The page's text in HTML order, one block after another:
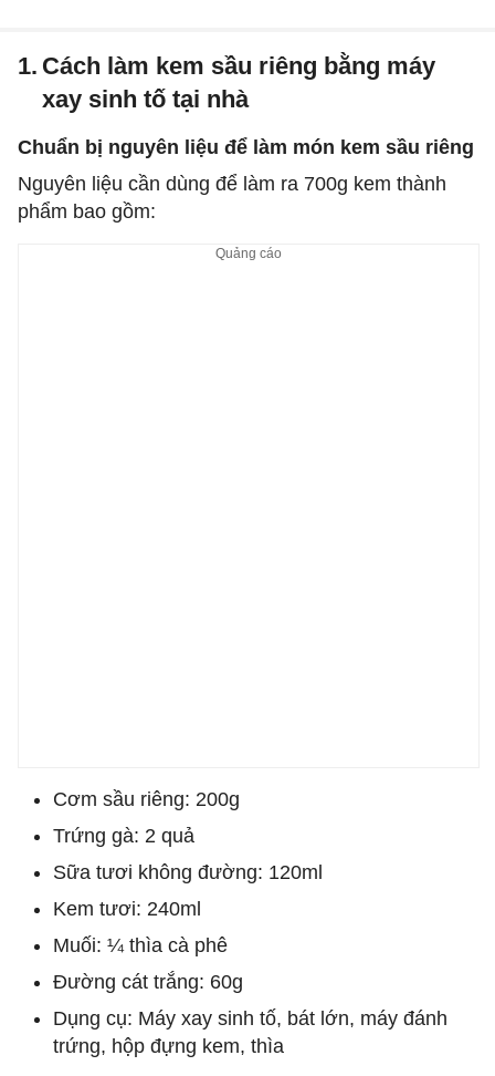
Cách làm kem sầu riêng bằng máy
xay sinh tố tại nhà
1.
Chuẩn bị nguyên liệu để làm món kem sầu riêng
Nguyên liệu cần dùng để làm ra 700g kem thành
phẩm bao gồm:
Cơm sầu riêng: 200g
Trứng gà: 2 quả
Sữa tươi không đường: 120ml
Kem tươi: 240ml
Muối: ¼ thìa cà phê
Đường cát trắng: 60g
Dụng cụ: Máy xay sinh tố, bát lớn, máy đánh
trứng, hộp đựng kem, thìa